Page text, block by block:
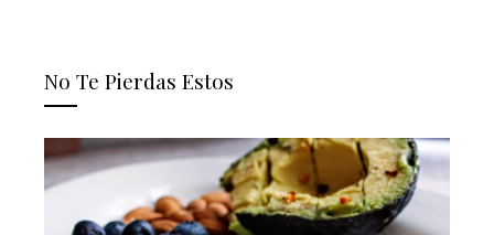
No Te Pierdas Estos